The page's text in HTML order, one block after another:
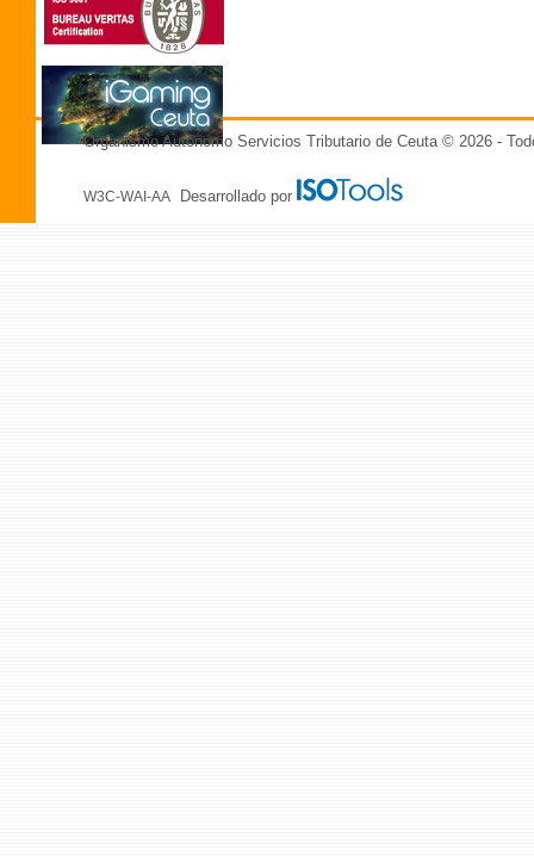
Organismo Autónomo Servicios Tributario de Ceuta © 2026 -
W3C-WAI-AA Desarrollado por